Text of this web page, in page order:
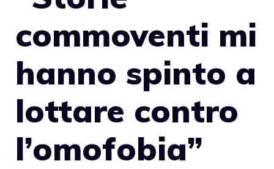
commoventi mi
hanno spinto a
lottare contro
l’omofobia”